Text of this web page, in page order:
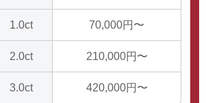
1.0ct 70,000円〜
2.0ct 210,000円〜
3.0ct 420,000円〜